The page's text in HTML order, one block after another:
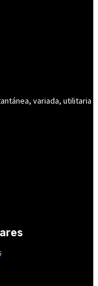
variada, utilitaria